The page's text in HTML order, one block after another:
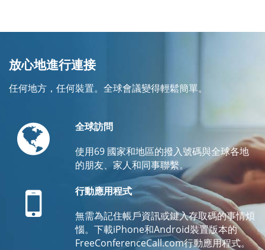
放心地進行連接
任何地方，任何裝置。全球會議變得輕鬆簡單。
Globe全球訪問
使用69 國家和地區的撥入號碼與全球各地
的朋友、家人和同事聯繫。
Mobile
行動應用程式
無需為記住帳戶資訊或鍵入存取碼的事情煩
惱。下載iPhone和Android裝置版本的
FreeConferenceCall.com行動應用程式。